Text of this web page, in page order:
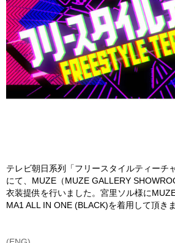
テレビ朝日系列「フリースタイルティーチ
にて、 MUZE （MUZE GALLERY
衣装提供を行いました。 宮里ソル様に
MA1 ALL IN ONE (BLACK)を着用して頂き